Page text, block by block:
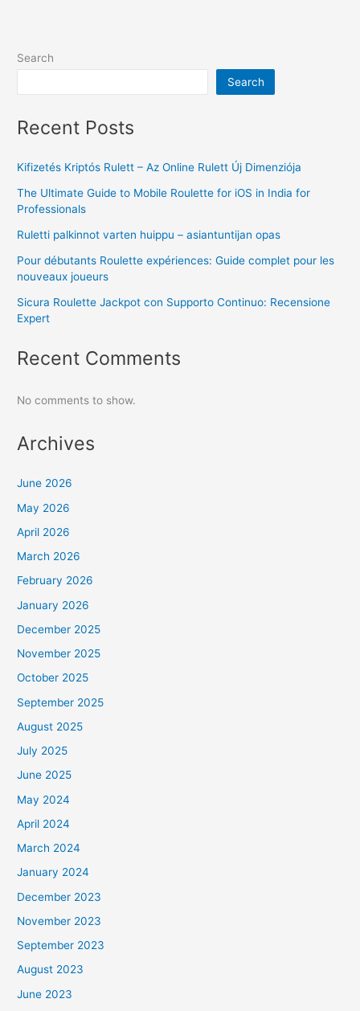
Search
Search
Recent Posts
Kifizetés Kriptós Rulett – Az Online Rulett Új Dimenziója
The Ultimate Guide to Mobile Roulette for iOS in India for
Professionals
Ruletti palkinnot varten huippu – asiantuntijan opas
Pour débutants Roulette expériences: Guide complet pour les
nouveaux joueurs
Sicura Roulette Jackpot con Supporto Continuo: Recensione
Expert
Recent Comments
No comments to show.
Archives
June 2026
May 2026
April 2026
March 2026
February 2026
January 2026
December 2025
November 2025
October 2025
September 2025
August 2025
July 2025
June 2025
May 2024
April 2024
March 2024
January 2024
December 2023
November 2023
September 2023
August 2023
June 2023